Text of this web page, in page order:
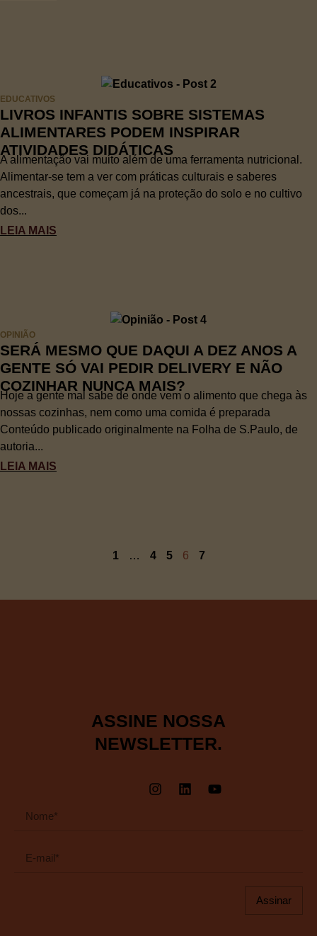
EDUCATIVOS
LIVROS INFANTIS SOBRE SISTEMAS
ALIMENTARES PODEM INSPIRAR
ATIVIDADES DIDÁTICAS
A alimentação vai muito além de uma ferramenta nutricional.
Alimentar-se tem a ver com práticas culturais e saberes
ancestrais, que começam já na proteção do solo e no cultivo
dos...
LEIA MAIS
OPINIÃO
SERÁ MESMO QUE DAQUI A DEZ ANOS A
GENTE SÓ VAI PEDIR DELIVERY E NÃO
COZINHAR NUNCA MAIS?
Hoje a gente mal sabe de onde vem o alimento que chega às
nossas cozinhas, nem como uma comida é preparada
Conteúdo publicado originalmente na Folha de S.Paulo, de
autoria...
LEIA MAIS
1 … 4 5 6 7
ASSINE NOSSA
NEWSLETTER.
Assinar